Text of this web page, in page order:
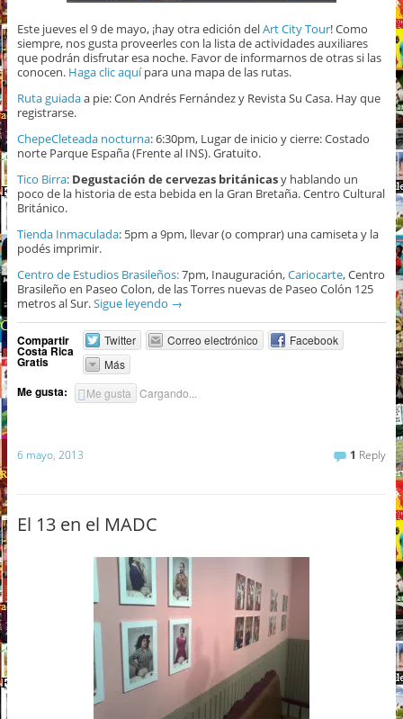
Este jueves el 9 de mayo, ¡hay otra edición delArt City Tour! Como
siempre, nos gusta proveerles con la lista de actividades auxiliares
que podrán disfrutar esa noche. Favor de informarnos de otras si las
conocen. Haga clic aquípara una mapa de las rutas.
Rutaguiadaa pie: Con Andrés Fernández y Revista Su Casa. Hay que
registrarse.
ChepeCleteada nocturna: 6:30pm, Lugar de inicio y cierre: Costado
norte Parque España (Frente al INS). Gratuito.
Tico Birra: Degustación de cervezas británicasy hablando un
poco de la historia de esta bebida en la Gran Bretaña. Centro Cultural
Británico.
Tienda Inmaculada: 5pm a 9pm, llevar (o comprar) una camiseta y la
podés imprimir.
Centro de Estudios Brasileños:7pm, Inauguración,Cariocarte, Centro
Brasileño en Paseo Colon, de las Torres nuevas de Paseo Colón 125
metros al Sur.Sigue leyendo →
Compartir
Costa Rica
Gratis
Twitter Correo electrónico
Facebook
Más
Me gusta: Me gusta Cargando...
6 mayo, 2013 1 Reply
El 13 en el MADC